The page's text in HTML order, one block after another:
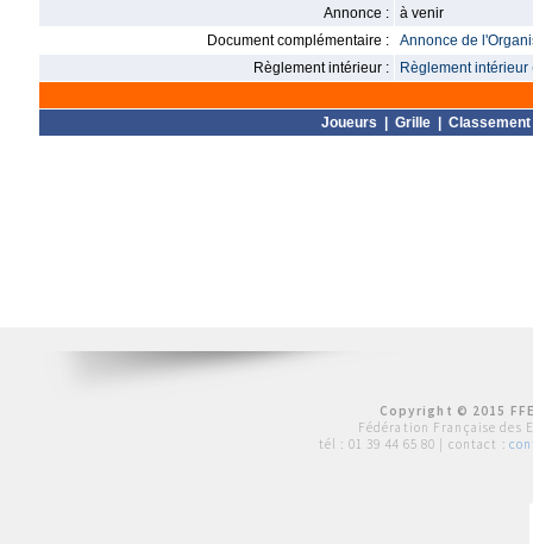
Annonce :
à venir
Document complémentaire :
Annonce de
Règlement intérieur :
Règlement intérieur
Joueurs Grille Classement
Copyright © 2015
Fédération Française des
tél : 01 39 44 65 80 | contact :